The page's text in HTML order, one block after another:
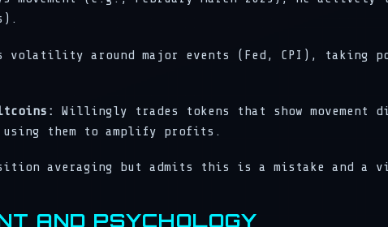
volatility around major events (Fed, CPI), taking
Willingly trades tokens that show movement
them to amplify profits.
averaging but admits this is a mistake and a
AND PSYCHOLOGY